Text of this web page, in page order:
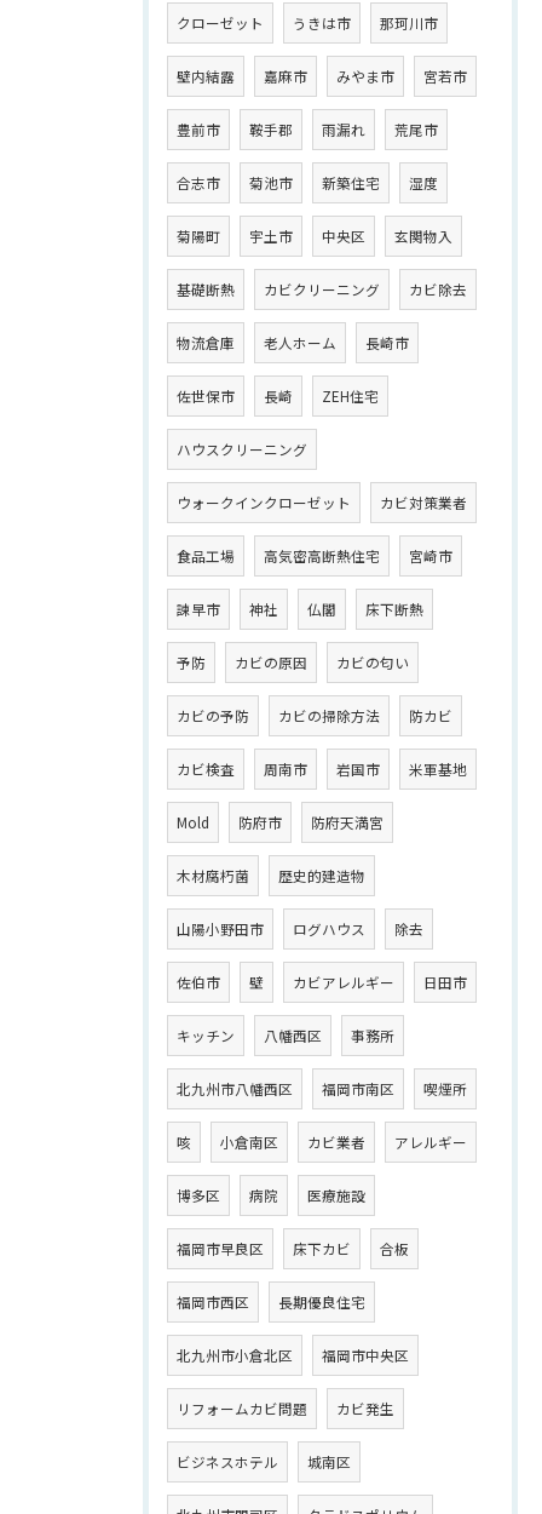
クローゼット うきは市 那珂川市
壁内結露 嘉麻市 みやま市 宮若市
豊前市 鞍手郡 雨漏れ 荒尾市
合志市 菊池市 新築住宅 湿度
菊陽町 宇土市 中央区 玄関物入
基礎断熱 カビクリーニング カビ除去
物流倉庫 老人ホーム 長崎市
佐世保市 長崎 ZEH住宅
ハウスクリーニング
ウォークインクローゼット カビ対策業者
食品工場 高気密高断熱住宅 宮崎市
諫早市 神社 仏閣 床下断熱
予防 カビの原因 カビの匂い
カビの予防 カビの掃除方法 防カビ
カビ検査 周南市 岩国市 米軍基地
Mold 防府市 防府天満宮
木材腐朽菌 歴史的建造物
山陽小野田市 ログハウス 除去
佐伯市 壁 カビアレルギー 日田市
キッチン 八幡西区 事務所
北九州市八幡西区 福岡市南区 喫煙所
咳 小倉南区 カビ業者 アレルギー
博多区 病院 医療施設
福岡市早良区 床下カビ 合板
福岡市西区 長期優良住宅
北九州市小倉北区 福岡市中央区
リフォームカビ問題 カビ発生
ビジネスホテル 城南区